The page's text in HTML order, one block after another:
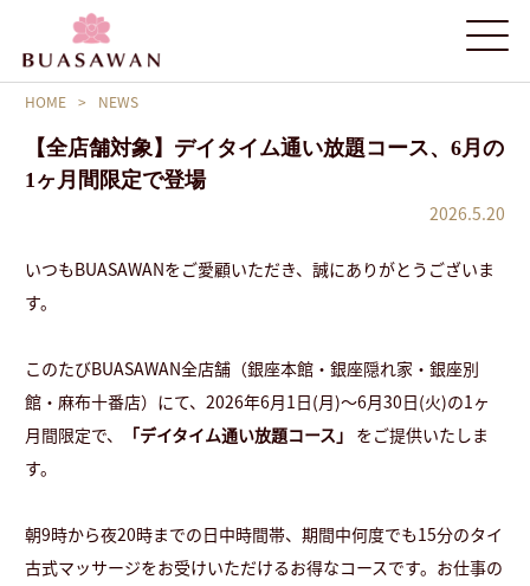
HOME > NEWS
【全店舗対象】デイタイム通い放題コース、6月の
1ヶ月間限定で登場
2026.5.20
いつもBUASAWANをご愛顧いただき、誠にありがとうございま
す。
このたびBUASAWAN全店舗（銀座本館・銀座隠れ家・銀座別
館・麻布十番店）にて、2026年6月1日(月)〜6月30日(火)の1ヶ
月間限定で、
「デイタイム通い放題コース」 をご提供いたしま
す。
朝9時から夜20時までの日中時間帯、期間中何度でも15分のタイ
古式マッサージをお受けいただけるお得なコースです。お仕事の